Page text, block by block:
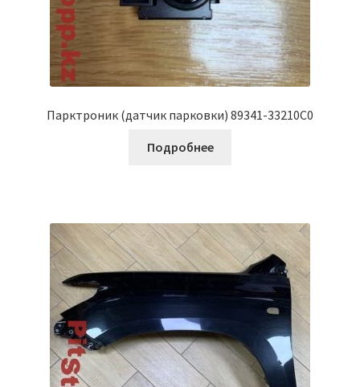
Парктроник (датчик парковки) 89341-33210C0
Подробнее